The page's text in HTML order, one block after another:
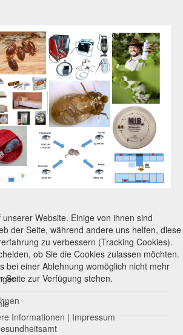
Website. Einige von ihnen sind
der Seite, während andere uns helfen, diese
zu verbessern (Tracking Cookies).
ob Sie die Cookies zulassen möchten.
bei einer Ablehnung womöglich nicht mehr
Seite zur Verfügung stehen.
Informationen | Impressum